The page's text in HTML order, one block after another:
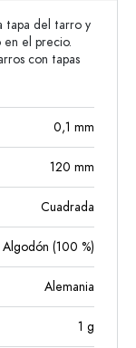
tapa del tarro y
en el precio.
con tapas
0,1 mm
120 mm
Cuadrada
Algodón (100 %)
Alemania
1 g